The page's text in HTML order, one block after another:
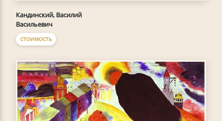
Кандинский, Василий
Васильевич
СТОИМОСТЬ